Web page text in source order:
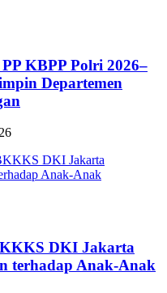
KBPP Polri 2026–
Departemen
DKI Jakarta
terhadap Anak-Anak